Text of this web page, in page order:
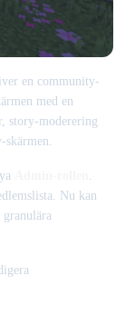
en community-
med en
story-moderering
Nu kan